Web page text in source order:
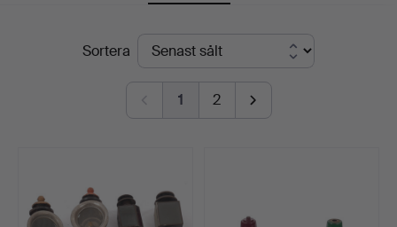
Svensson
SlutpriserSortera
1 2